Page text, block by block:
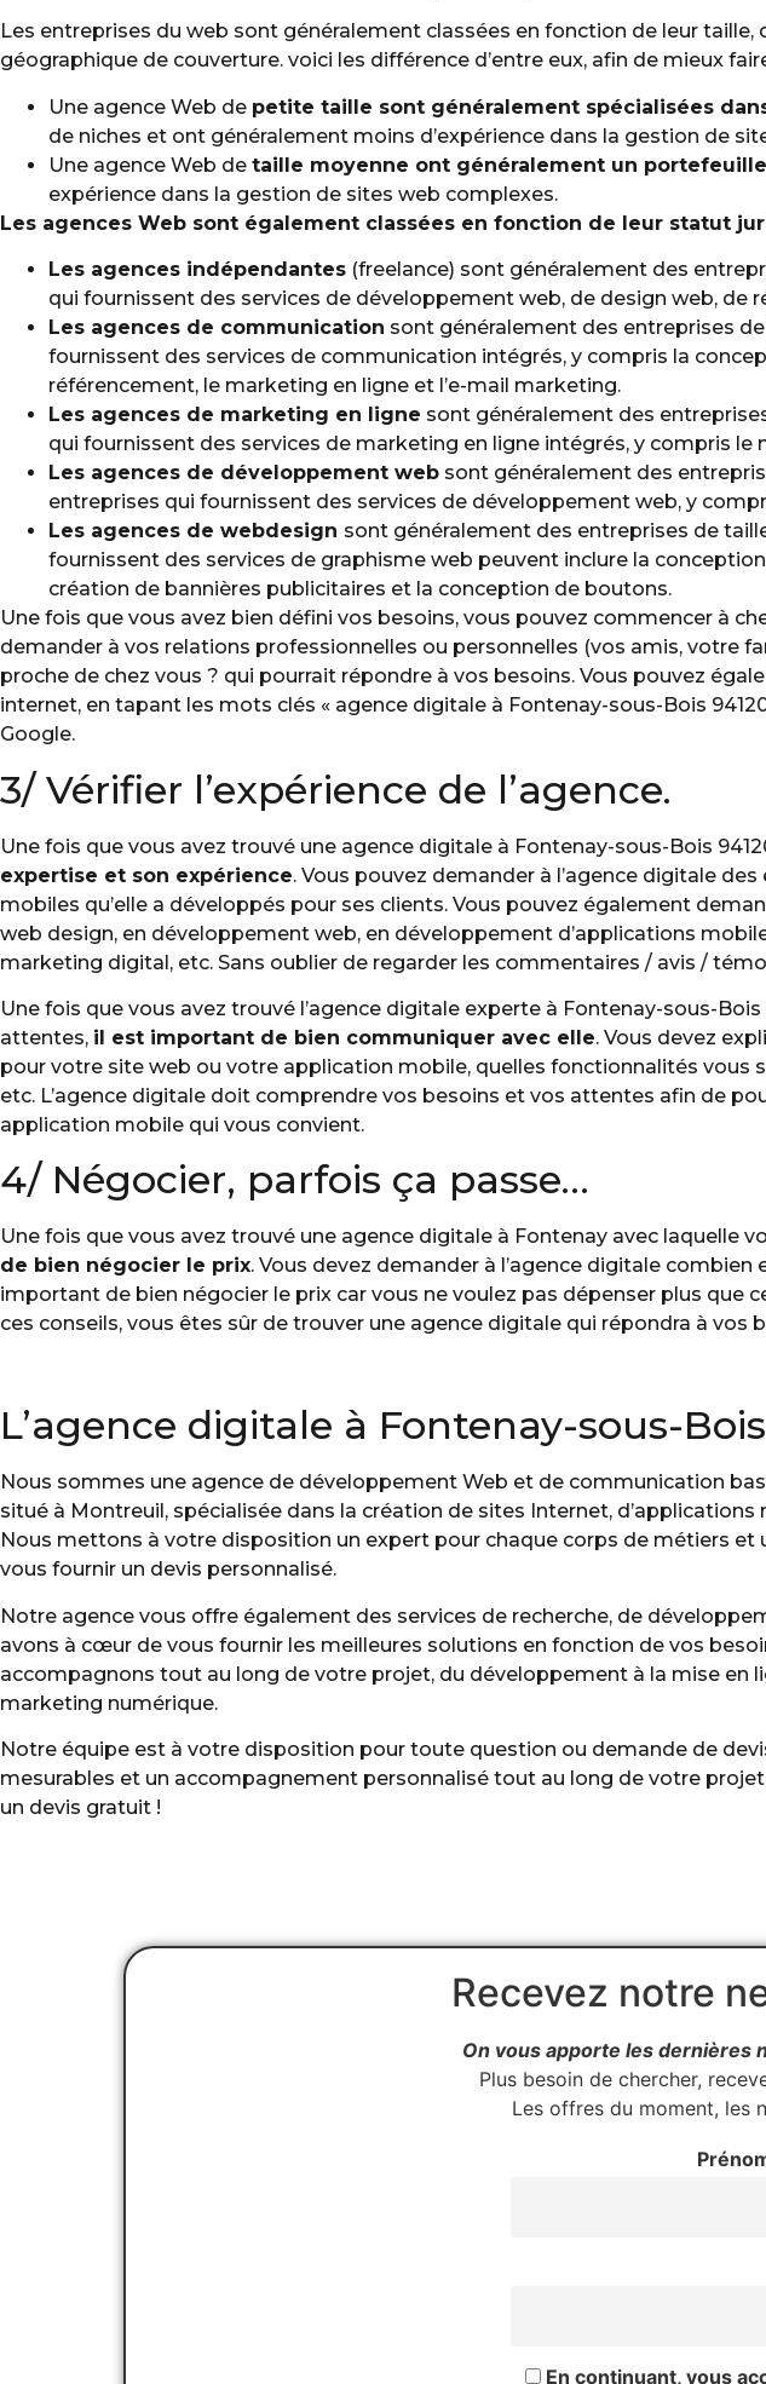
Les entreprises du web sont généralement classées en fonction de leur
géographique de couverture. voici les différence d’entre eux, afin de mieux
Une agence Web de petite taille sont généralement spécialisées
de niches et ont généralement moins d’expérience dans la gestion de
Une agence Web de taille moyenne ont généralement un
expérience dans la gestion de sites web complexes.
Les agences Web sont également classées en fonction de leur statut
Les agences indépendantes (freelance) sont généralement des
qui fournissent des services de développement web, de design web, de
Les agences de communication sont généralement des entreprises
fournissent des services de communication intégrés, y compris la
référencement, le marketing en ligne et l’e-mail marketing.
Les agences de marketing en ligne sont généralement des
qui fournissent des services de marketing en ligne intégrés, y compris le
Les agences de développement web sont généralement des
entreprises qui fournissent des services de développement web, y
Les agences de webdesign sont généralement des entreprises de
fournissent des services de graphisme web peuvent inclure la
création de bannières publicitaires et la conception de boutons.
Une fois que vous avez bien défini vos besoins, vous pouvez commencer à
demander à vos relations professionnelles ou personnelles (vos amis, votre
proche de chez vous ? qui pourrait répondre à vos besoins. Vous pouvez
internet, en tapant les mots clés « agence digitale à Fontenay-sous-Bois
Google.
3/ Vérifier l’expérience de l’agence.
Une fois que vous avez trouvé une agence digitale à Fontenay-sous-Bois
expertise et son expérience. Vous pouvez demander à l’agence digitale
mobiles qu’elle a développés pour ses clients. Vous pouvez également
web design, en développement web, en développement d’applications
marketing digital, etc. Sans oublier de regarder les commentaires / avis /
Une fois que vous avez trouvé l’agence digitale experte à Fontenay-sous-
attentes, il est important de bien communiquer avec elle. Vous devez
pour votre site web ou votre application mobile, quelles fonctionnalités vous
etc. L’agence digitale doit comprendre vos besoins et vos attentes afin de
application mobile qui vous convient.
4/ Négocier, parfois ça passe…
Une fois que vous avez trouvé une agence digitale à Fontenay avec laquelle
de bien négocier le prix. Vous devez demander à l’agence digitale
important de bien négocier le prix car vous ne voulez pas dépenser plus que
ces conseils, vous êtes sûr de trouver une agence digitale qui répondra à vos
L’agence digitale à Fontenay-sous-
Nous sommes une agence de développement Web et de communication
situé à Montreuil, spécialisée dans la création de sites Internet,
Nous mettons à votre disposition un expert pour chaque corps de métiers
vous fournir un devis personnalisé.
Notre agence vous offre également des services de recherche, de
avons à cœur de vous fournir les meilleures solutions en fonction de vos
accompagnons tout au long de votre projet, du développement à la mise en
marketing numérique.
Notre équipe est à votre disposition pour toute question ou demande de
mesurables et un accompagnement personnalisé tout au long de votre
un devis gratuit !
Recevez notre
On vous apporte les dernières
Plus besoin de chercher,
Les offres du moment, les
En continuant, vous